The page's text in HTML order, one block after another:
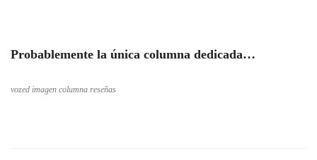
Probablemente la única columna dedicada…
vozed imagen columna reseñas